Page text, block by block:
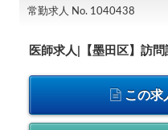
常勤求人 No. 1040438
医師求人|【墨田区】訪
この求